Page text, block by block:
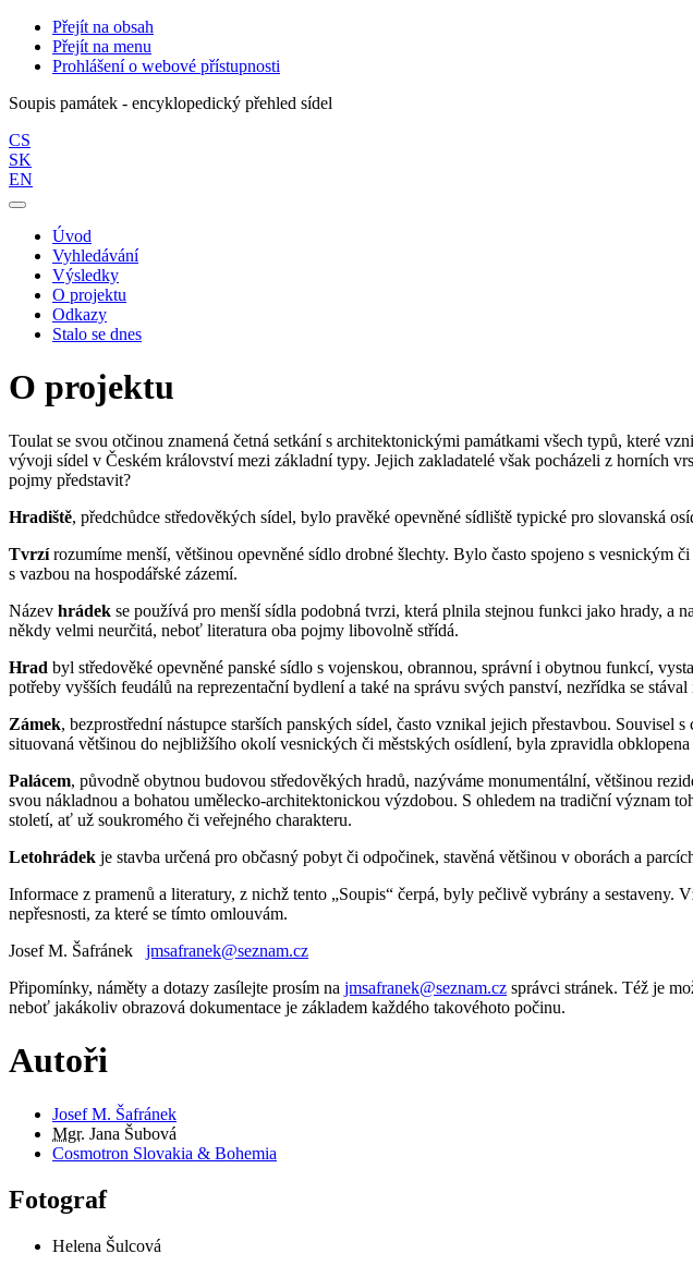
Přejít na obsah
Přejít na menu
Prohlášení o webové přístupnosti
Soupis památek - encyklopedický přehled sídel
CS
SK
EN
Úvod
Vyhledávání
Výsledky
O projektu
Odkazy
Stalo se dnes
O projektu
Toulat se svou otčinou znamená četná setkání s architektonickými památkami všech typů, které
vývoji sídel v Českém království mezi základní typy. Jejich zakladatelé však pocházeli z horních
pojmy představit?
Hradiště, předchůdce středověkých sídel, bylo pravěké opevněné sídliště typické pro slovanská
Tvrzírozumíme menší, většinou opevněné sídlo drobné šlechty. Bylo často spojeno s
s vazbou na hospodářské zázemí.
Název hrádek se používá pro menší sídla podobná tvrzi, která plnila stejnou funkci jako hrady, a
někdy velmi neurčitá, neboť literatura oba pojmy libovolně střídá.
Hrad byl středověké opevněné panské sídlo s vojenskou, obrannou, správní i obytnou funkcí,
potřeby vyšších feudálů na reprezentační bydlení a také na správu svých panství, nezřídka se
Zámek, bezprostřední nástupce starších panských sídel, často vznikal jejich přestavbou.
situovaná většinou do nejbližšího okolí vesnických či městských osídlení, byla zpravidla obklopena
Palácem, původně obytnou budovou středověkých hradů, nazýváme monumentální, většinou
svou nákladnou a bohatou umělecko-architektonickou výzdobou. S ohledem na tradiční význam
století, ať už soukromého či veřejného charakteru.
Letohrádek je stavba určená pro občasný pobyt či odpočinek, stavěná většinou v oborách a
Informace z pramenů a literatury, z nichž tento „Soupis“ čerpá, byly pečlivě vybrány a
nepřesnosti, za které se tímto omlouvám.
Josef M. Šafránek
jmsafranek@seznam.cz
Připomínky, náměty a dotazy zasílejte prosím na jmsafranek@seznam.cz správci stránek. Též je
neboť jakákoliv obrazová dokumentace je základem každého takovéhoto počinu.
Autoři
Josef M. Šafránek
Mgr. Jana Šubová
Cosmotron Slovakia & Bohemia
Fotograf
Helena Šulcová